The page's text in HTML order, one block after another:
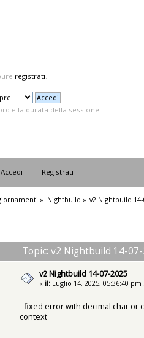
registrati.
e la durata della sessione.
Accedi Registrati
» Nightbuild » v2 Nightbuild
Topic: v2 Nightbuild 14-
v2 Nightbuild 14-07-2025
« il: Luglio 14, 2025, 05:36:40 pm
- fixed error with decimal char or
context